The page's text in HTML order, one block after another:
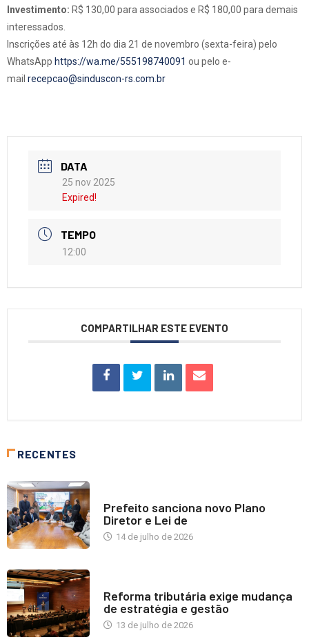
Investimento: R$ 130,00 para associados e R$ 180,00 para demais
interessados.
Inscrições até às 12h do dia 21 de novembro (sexta-feira) pelo
WhatsApp https://wa.me/555198740091 ou pelo e-
mail recepcao@sinduscon-rs.com.br
DATA
25 nov 2025
Expired!
TEMPO
12:00
COMPARTILHAR ESTE EVENTO
RECENTES
Prefeito sanciona novo Plano
Diretor e Lei de
14 de julho de 2026
Reforma tributária exige mudança
de estratégia e gestão
13 de julho de 2026